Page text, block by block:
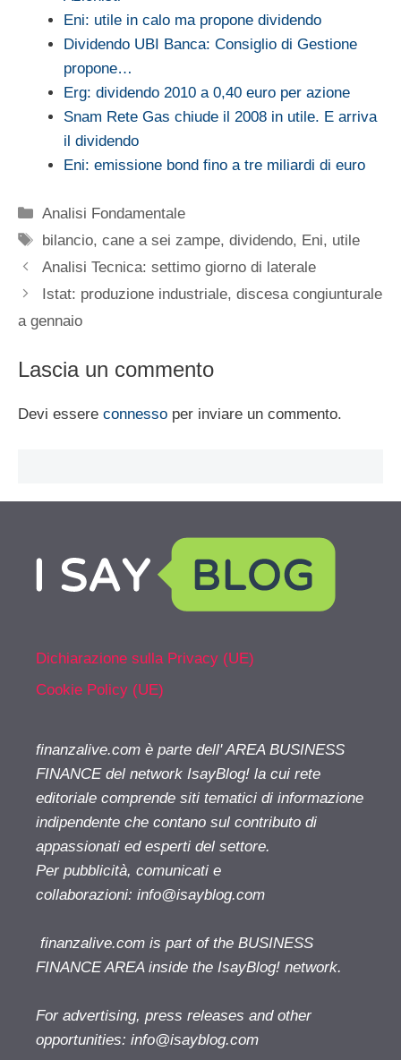
Eni: utile in calo ma propone dividendo
Dividendo UBI Banca: Consiglio di Gestione
propone…
Erg: dividendo 2010 a 0,40 euro per azione
Snam Rete Gas chiude il 2008 in utile. E arriva
il dividendo
Eni: emissione bond fino a tre miliardi di euro
Categorie
Analisi Fondamentale
Tag
bilancio,cane a sei zampe,dividendo, Eni, utile
Analisi Tecnica: settimo giorno di laterale
Istat: produzione industriale, discesa congiunturale
a gennaio
Lascia un commento
Devi essere connesso per inviare un commento.
Dichiarazione sulla Privacy (UE)
Cookie Policy (UE)
finanzalive.com è parte dell' AREA BUSINESS
FINANCE del network IsayBlog! la cui rete
editoriale comprende siti tematici di informazione
indipendente che contano sul contributo di
appassionati ed esperti del settore.
Per pubblicità, comunicati e
collaborazioni: info@isayblog.com
finanzalive.com is part of the BUSINESS
FINANCE AREA inside the IsayBlog! network.
For advertising, press releases and other
opportunities: info@isayblog.com